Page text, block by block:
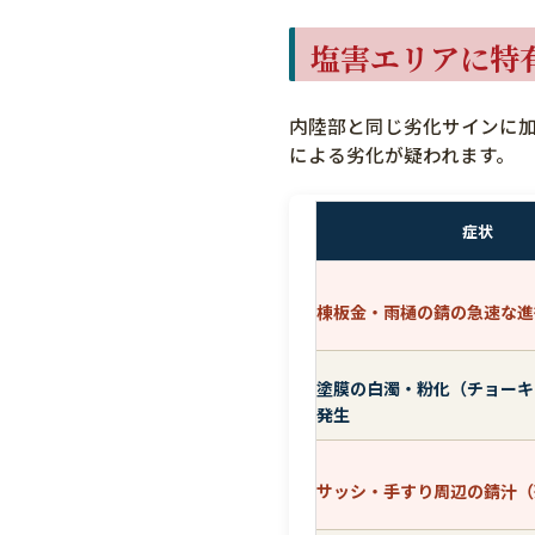
塩害エリアに特
内陸部と同じ劣化サインに
による劣化が疑われます。
症状
棟板金・雨樋の錆の急速な
塗膜の白濁・粉化（チョー
発生
サッシ・手すり周辺の錆汁